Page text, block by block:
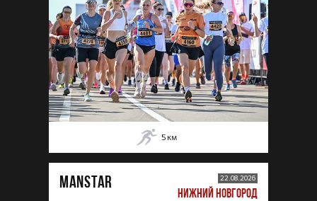
5 км
MANSTAR 22.08.2026
НИЖНИЙ НОВГОРОД